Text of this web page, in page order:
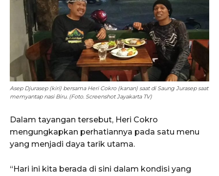
Asep Djurasep (kiri) bersama Heri Cokro (kanan) saat di Saung Jurasep saat
memyantap nasi Biru. (Foto. Screenshot Jayakarta TV)
Dalam tayangan tersebut, Heri Cokro
mengungkapkan perhatiannya pada satu menu
yang menjadi daya tarik utama.
“Hari ini kita berada di sini dalam kondisi yang